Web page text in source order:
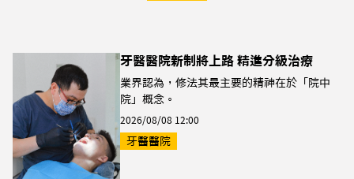
牙醫醫院新制將上路 精進分級治療
業界認為，修法其最主要的精神在於「院中
院」概念。
2026/08/08 12:00
牙醫醫院